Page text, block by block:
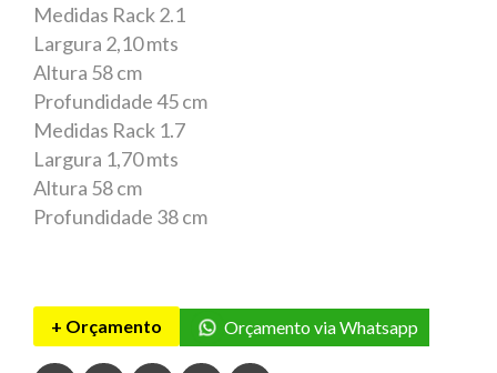
Medidas Rack 2.1
Largura 2,10 mts
Altura 58 cm
Profundidade 45 cm
Medidas Rack 1.7
Largura 1,70 mts
Altura 58 cm
Profundidade 38 cm
+ Orçamento Orçamento via Whatsapp